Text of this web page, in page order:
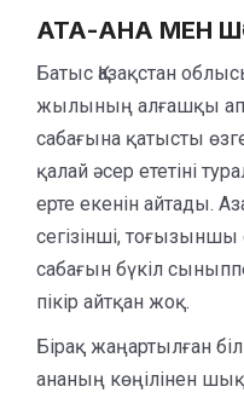
АТА-АНА МЕН
Батыс Қазақстан
жылының алғашқы
сабағына қатысты
қалай әсер ететіні
ерте екенін айтады.
сегізінші,
сабағын бүкіл
пікір айтқан жоқ.
Бірақ жаңартылған
ананың көңілінен